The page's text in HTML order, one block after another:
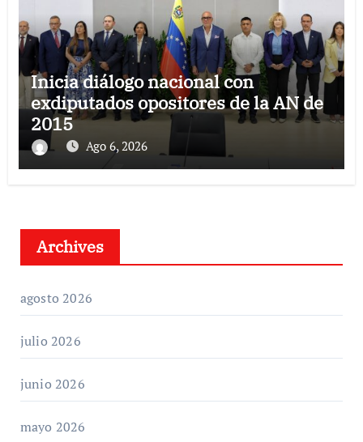
Inicia diálogo nacional con
exdiputados opositores de la AN de
2015
Ago 6, 2026
Archives
agosto 2026
julio 2026
junio 2026
mayo 2026